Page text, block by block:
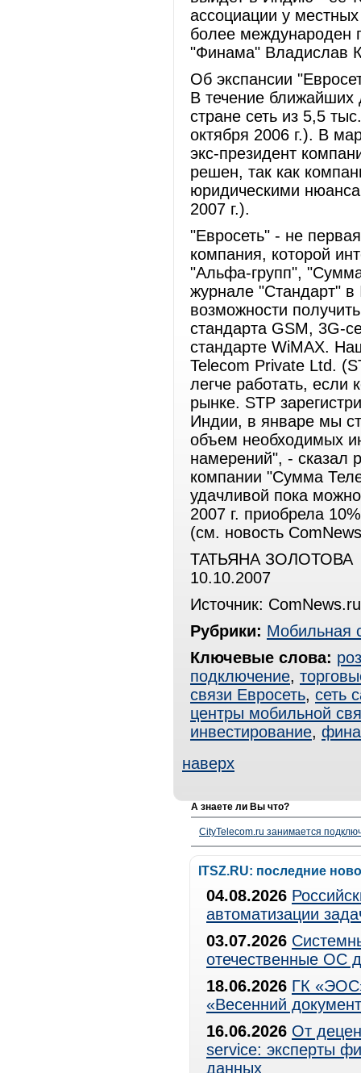
ассоциации у
более международен
"Финама" Владислав
Об экспансии
В течение ближайших
стране сеть из 5,5
октября 2006 г.). В
экс-президент
решен, так как
юридическими
2007 г.).
"Евросеть" - не
компания, которой
"Альфа-групп",
журнале "Стандарт"
возможности
стандарта GSM, 3G-
стандарте WiMAX.
Telecom Private Ltd.
легче работать, если
рынке. STP
Индии, в январе мы
объем необходимых
намерений", - сказал
компании "Сумма
удачливой пока
2007 г. приобрела
(см. новость
ТАТЬЯНА ЗОЛОТОВА
10.10.2007
Источник:
Рубрики: Мобильная
Ключевые слова:
подключение,
связи Евросеть, сеть
центры мобильной
инвестирование,
наверх
А знаете ли Вы что?
CityTelecom.ru занимается
ITSZ.RU: последние
04.08.2026
автоматизации
03.07.2026
отечественные ОС
18.06.2026 ГК
«Весенний
16.06.2026 От
service: эксперты
данных